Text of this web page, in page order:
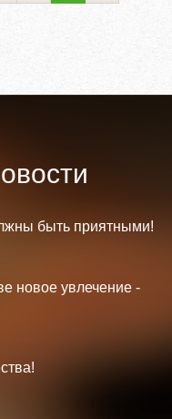
быть приятными!
новое увлечение -